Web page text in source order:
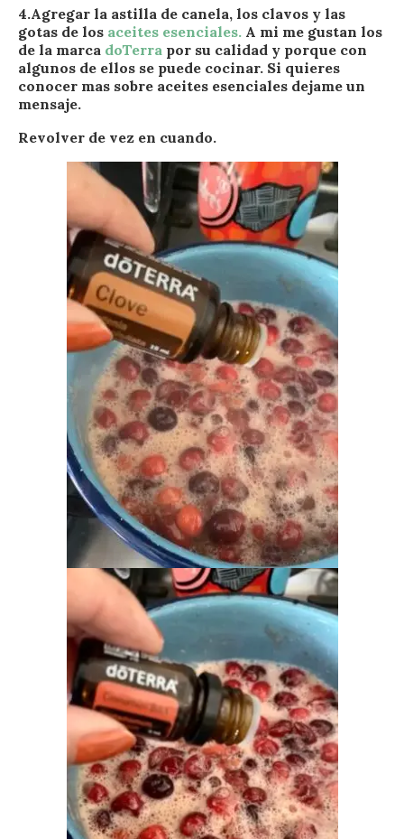
4.Agregar la astilla de canela, los clavos y las
gotas de los aceites esenciales. A mi me gustan los
de la marca doTerra por su calidad y porque con
algunos de ellos se puede cocinar. Si quieres
conocer mas sobre aceites esenciales dejame un
mensaje.
Revolver de vez en cuando.